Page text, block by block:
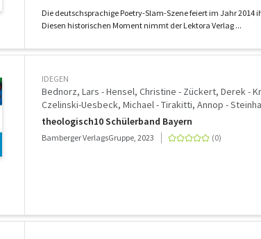
Die deutschsprachige Poetry-Slam-Szene feiert im Jahr 2014
Diesen historischen Moment nimmt der Lektora Verlag ...
IDEGEN
Bednorz, Lars - Hensel, Christine - Zückert, Derek -
Czelinski-Uesbeck, Michael - Tirakitti, Annop -
theologisch10 Schülerband Bayern
Bamberger VerlagsGruppe, 2023